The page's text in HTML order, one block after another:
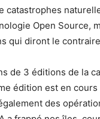
catastrophes
Open Source,
qui diront le
de 3 éditions de la
édition est en
des